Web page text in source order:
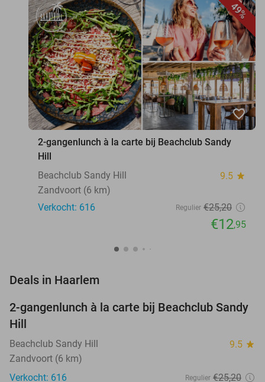
49%
favorite_border
2-gangenlunch à la carte bij Beachclub Sandy
Hill
Beachclub Sandy Hill
9.5 star
Zandvoort (6 km)
Verkocht: 616
Regulier €25,20
€12,95
Deals in Haarlem
49%
2-gangenlunch à la carte bij Beachclub Sandy
Hill
Beachclub Sandy Hill 9.5 star
Zandvoort (6 km)
Verkocht: 616
Regulier €25,20